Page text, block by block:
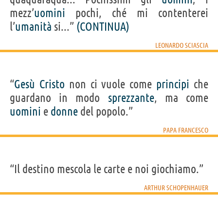
mezz’uomini pochi, ché mi contenterei
l’umanità si...” (CONTINUA)
LEONARDO SCIASCIA
“Gesù Cristo non ci vuole come principi che
guardano in modo sprezzante, ma come
uomini e donne del popolo.”
PAPA FRANCESCO
“Il destino mescola le carte e noi giochiamo.”
ARTHUR SCHOPENHAUER